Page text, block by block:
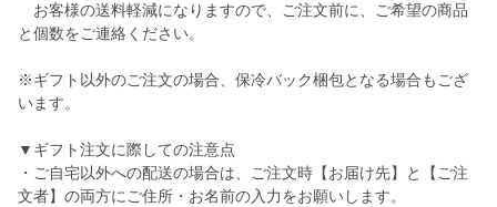
お客様の送料軽減になりますので、ご注文前に、ご希望の商品
と個数をご連絡ください。
※ギフト以外のご注文の場合、保冷バック梱包となる場合もござ
います。
▼ギフト注文に際しての注意点
・ご自宅以外への配送の場合は、ご注文時【お届け先】と【ご注
文者】の両方にご住所・お名前の入力をお願いします。